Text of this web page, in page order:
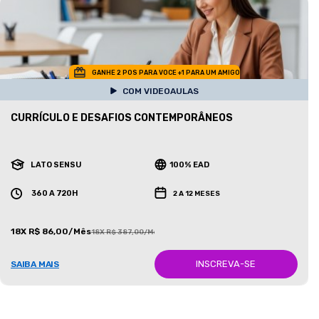
GANHE 2 POS PARA VOCE +1 PARA UM AMIGO
COM VIDEOAULAS
CURRÍCULO E DESAFIOS CONTEMPORÂNEOS
LATO SENSU 100% EAD
360 A 720H 2 A 12 MESES
18X R$ 86,00/Mês18X R$ 387,00/Mês
SAIBA MAIS INSCREVA-SE